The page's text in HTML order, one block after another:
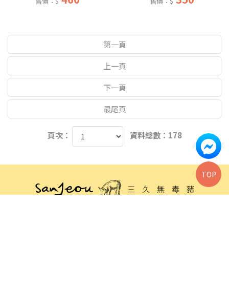
第一頁
上一頁
下一頁
最尾頁
頁次： 資料總數：178
TOP